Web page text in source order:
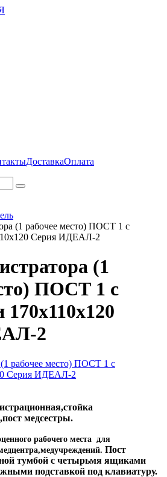
ДоставкаОплата
(1 рабочее место) ПОСТ 1 с
Серия ИДЕАЛ-2
(1
ПОСТ 1 с
2
медсестры.
рабочего места для
Пост
тумбой с четырьмя ящиками
подставкой под клавиатуру.